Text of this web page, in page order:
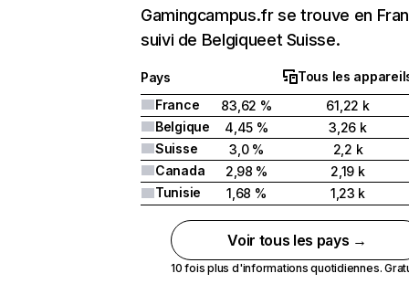
Gamingcampus.fr se trouve en
suivi de Belgiqueet Suisse.
Pays
Tous les
France
83,62 %
61,22 k
Belgique
4,45 %
3,26 k
Suisse
3,0 %
2,2 k
Canada
2,98 %
2,19 k
Tunisie
1,68 % 1,23 k
Voir tous les pays →
10 fois plus d'informations quotidiennes.